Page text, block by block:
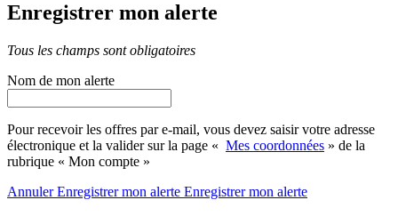
Enregistrer mon alerte
Tous les champs sont obligatoires
Nom de mon alerte
Pour recevoir les offres par e-mail, vous devez saisir votre adresse
électronique et la valider sur la page « Mes coordonnées » de la
rubrique « Mon compte »
AnnulerEnregistrer mon alerte Enregistrermon alerte